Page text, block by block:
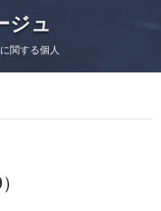
ジュ
関する個人